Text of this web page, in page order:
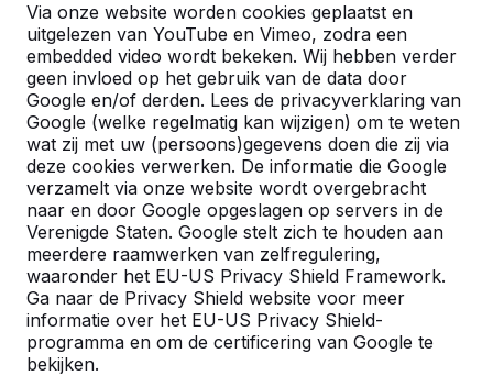
Via onze website worden cookies geplaatst en
uitgelezen van YouTube en Vimeo, zodra een
embedded video wordt bekeken. Wij hebben verder
geen invloed op het gebruik van de data door
Google en/of derden. Lees de privacyverklaring van
Google (welke regelmatig kan wijzigen) om te weten
wat zij met uw (persoons)gegevens doen die zij via
deze cookies verwerken. De informatie die Google
verzamelt via onze website wordt overgebracht
naar en door Google opgeslagen op servers in de
Verenigde Staten. Google stelt zich te houden aan
meerdere raamwerken van zelfregulering,
waaronder het EU-US Privacy Shield Framework.
Ga naar de Privacy Shield website voor meer
informatie over het EU-US Privacy Shield-
programma en om de certificering van Google te
bekijken.
Een speltafel voor oneindig
buitenspeelplezier:
weerbestendig, oerdegelijk en
daarom dus een duurzame
keuze.
Voetvolleybal is een
van tafeltennis en
op een schoolplein,
openbare ruimte.
Recente plaatsingen en